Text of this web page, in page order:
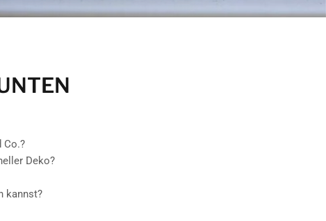
Co.?
Deko?
kannst?